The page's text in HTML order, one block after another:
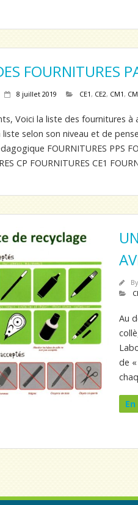
FOURNITURES
8 juillet 2019 CE1, CE2, CM1,
Voici la liste des fournitures
liste selon son niveau et de
FOURNITURES PPS
CP FOURNITURES CE1
Au
de